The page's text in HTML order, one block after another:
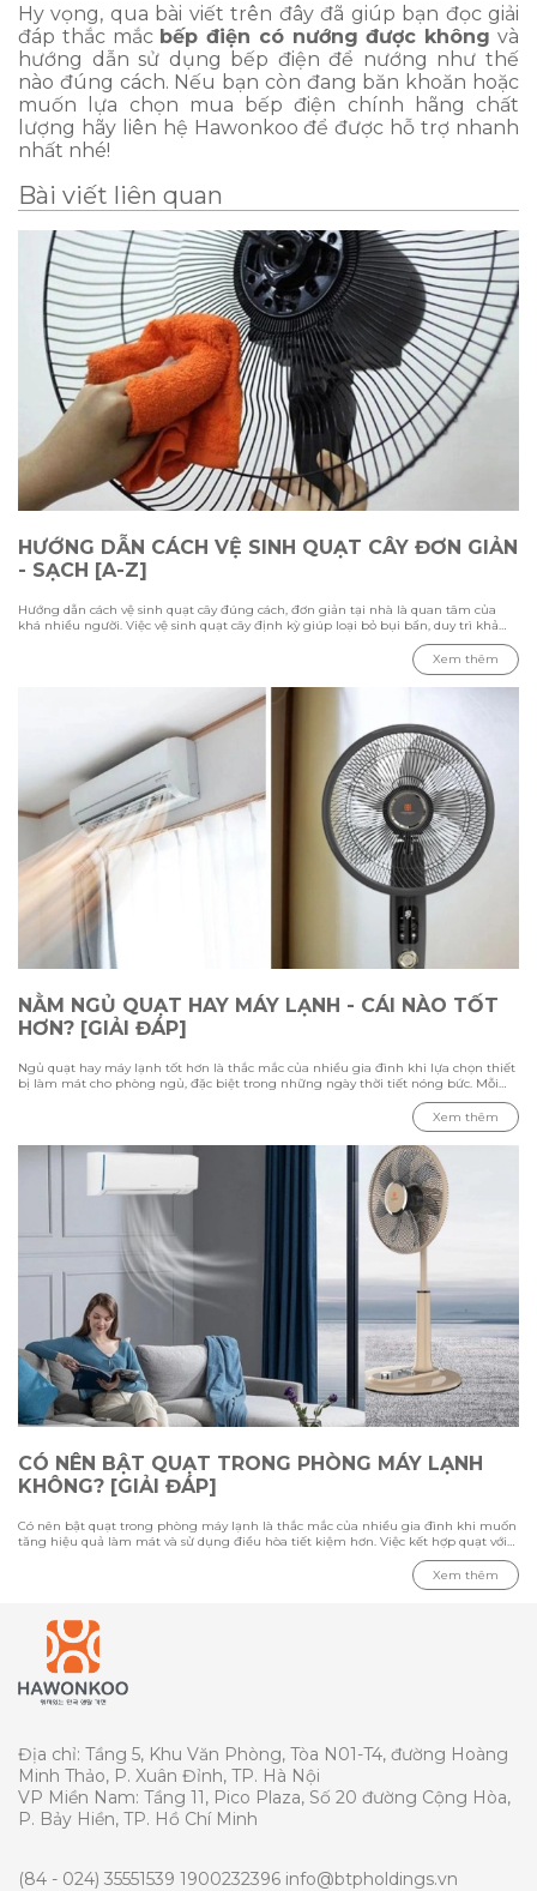
Hy vọng, qua bài viết trên đây đã giúp bạn đọc giải
đáp thắc mắc bếp điện có nướng được không và
hướng dẫn sử dụng bếp điện để nướng như thế
nào đúng cách. Nếu bạn còn đang băn khoăn hoặc
muốn lựa chọn mua bếp điện chính hãng chất
lượng hãy liên hệ Hawonkoo để được hỗ trợ nhanh
nhất nhé!
Bài viết liên quan
HƯỚNG DẪN CÁCH VỆ SINH QUẠT CÂY ĐƠN GIẢN
- SẠCH [A-Z]
Hướng dẫn cách vệ sinh quạt cây đúng cách, đơn giản tại nhà là quan tâm của
khá nhiều người. Việc vệ sinh quạt cây định kỳ giúp loại bỏ bụi bẩn, duy trì khả
năng làm mát và kéo dài tuổi thọ thiết bị. Trong bài viết này Hawonkoo sẽ hướng
dẫn chi tiết các bước vệ sinh từ cách tháo lắp, làm sạch từng bộ phận đến những
Xem thêm
NẰM NGỦ QUẠT HAY MÁY LẠNH - CÁI NÀO TỐT
HƠN? [GIẢI ĐÁP]
Ngủ quạt hay máy lạnh tốt hơn là thắc mắc của nhiều gia đình khi lựa chọn thiết
bị làm mát cho phòng ngủ, đặc biệt trong những ngày thời tiết nóng bức. Mỗi
phương pháp đều có ưu điểm và hạn chế riêng, phụ thuộc vào nhiệt độ môi
trường, diện tích phòng và nhu cầu sử dụng của từng người. Trong bài viết này
cùng Hawonkoo tìm hiểu sự khác biệt giữa việc ngủ bằng quạt và máy lạnh,
đánh giá ưu nhược điểm của từng thiết bị, đồng thời tham khảo cách sử dụng
phù hợp để tạo không gian nghỉ ngơi thoải mái và tiết kiệm điện.
Xem thêm
CÓ NÊN BẬT QUẠT TRONG PHÒNG MÁY LẠNH
KHÔNG? [GIẢI ĐÁP]
Có nên bật quạt trong phòng máy lạnh là thắc mắc của nhiều gia đình khi muốn
tăng hiệu quả làm mát và sử dụng điều hòa tiết kiệm hơn. Việc kết hợp quạt với
máy lạnh có thể giúp luồng khí lạnh phân bổ đều hơn, nhưng cần sử dụng đúng
cách để tránh gây cảm giác khó chịu. Trong bài viết này cùng Hawonkoo tìm hiểu
ưu nhược điểm khi bật quạt cùng điều hòa, loại quạt phù hợp cho phòng máy
Xem thêm
Địa chỉ: Tầng 5, Khu Văn Phòng, Tòa N01-T4, đường Hoàng
Minh Thảo, P. Xuân Đỉnh, TP. Hà Nội
VP Miền Nam: Tầng 11, Pico Plaza, Số 20 đường Cộng Hòa,
P. Bảy Hiền, TP. Hồ Chí Minh
(84 - 024) 35551539 1900232396 info@btpholdings.vn